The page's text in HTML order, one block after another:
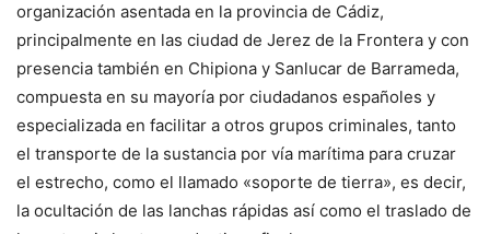
organización asentada en la provincia de Cádiz,
principalmente en las ciudad de Jerez de la Frontera y con
presencia también en Chipiona y Sanlucar de Barrameda,
compuesta en su mayoría por ciudadanos españoles y
especializada en facilitar a otros grupos criminales, tanto
el transporte de la sustancia por vía marítima para cruzar
el estrecho, como el llamado «soporte de tierra», es decir,
la ocultación de las lanchas rápidas así como el traslado de